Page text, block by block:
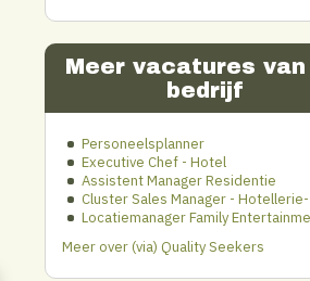
Meer vacatures
bedrijf
Personeelsplanner
Executive Chef - Hotel
Assistent Manager Residentie
Cluster Sales Manager - Hotellerie-
Locatiemanager Family
Meer over (via) Quality Seekers